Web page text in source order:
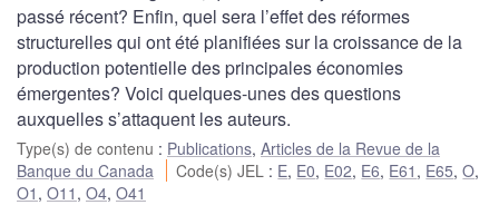
passé récent? Enfin, quel sera l’effet des réformes
structurelles qui ont été planifiées sur la croissance de la
production potentielle des principales économies
émergentes? Voici quelques-unes des questions
auxquelles s’attaquent les auteurs.
Type(s) de contenu : Publications, Articles de la Revue de la
Banque du Canada
Code(s) JEL : E, E0, E02, E6, E61 , E65,O,
O1 , O11 , O4, O41